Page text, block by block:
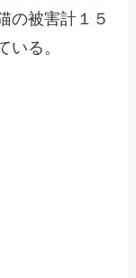
の被害計１５
いる。